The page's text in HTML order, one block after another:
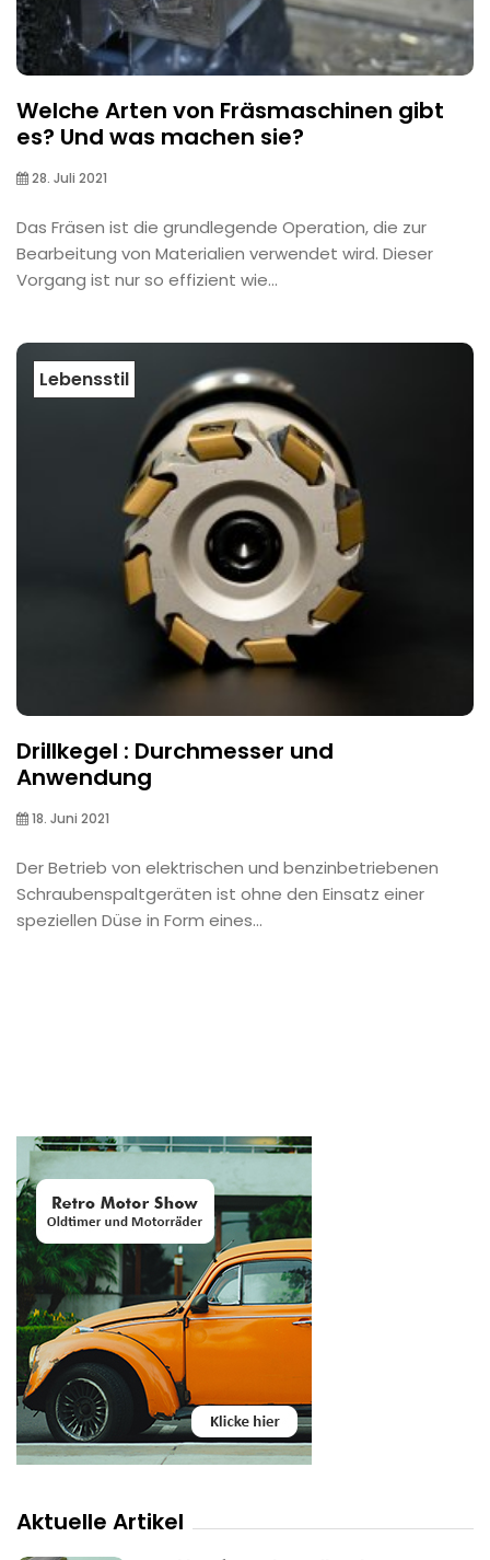
Welche Arten von Fräsmaschinen gibt
es? Und was machen sie?
28. Juli 2021
Das Fräsen ist die grundlegende Operation, die zur
Bearbeitung von Materialien verwendet wird. Dieser
Vorgang ist nur so effizient wie...
Lebensstil
Drillkegel : Durchmesser und
Anwendung
18. Juni 2021
Der Betrieb von elektrischen und benzinbetriebenen
Schraubenspaltgeräten ist ohne den Einsatz einer
speziellen Düse in Form eines...
Aktuelle Artikel